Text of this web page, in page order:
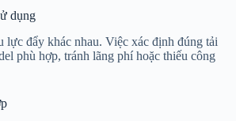
dụng
lực đẩy khác nhau. Việc xác định đúng tải
phù hợp, tránh lãng phí hoặc thiếu công